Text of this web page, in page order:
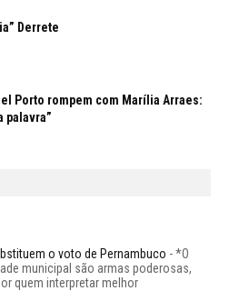
Derrete
Porto rompem com Marília Arraes:
palavra”
o voto de Pernambuco -*O
municipal são armas poderosas,
quem interpretar melhor